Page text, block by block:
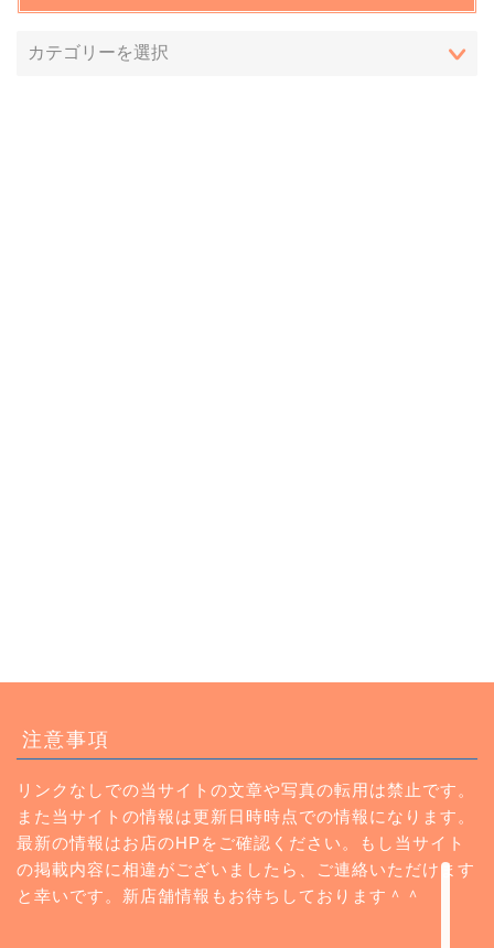
注意事項
リンクなしでの当サイトの文章や写真の転用は禁止です。
また当サイトの情報は更新日時時点での情報になります。
最新の情報はお店のHPをご確認ください。もし当サイト
の掲載内容に相違がございましたら、ご連絡いただけます
と幸いです。新店舗情報もお待ちしております＾＾
カフェ
Instagram